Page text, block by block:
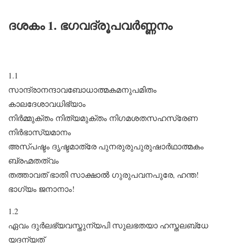
ദശകം 1. ഭഗവദ്‌രൂപവർണ്ണനം
1.1
സാന്ദ്രാനന്ദാവബോധാത്മകമനുപമിതം
കാലദേശാവധിഭ്യാം
നിർമ്മുക്തം നിത്യമുക്തം നിഗമശതസഹസ്രേണ
നിർഭാസ്യമാനം
അസ്പഷ്ടം ദൃഷ്ടമാത്രേ പുനരുരുപുരുഷാർഥാത്മകം
ബ്രഹ്മതത്വം
തത്താവത് ഭാതി സാക്ഷാൽ ഗുരുപവനപുരേ, ഹന്ത!
ഭാഗ്യം ജനാനാം!
1.2
ഏവം ദുർലഭ്യവസ്തുന്യപി സുലഭതയാ ഹസ്തലബ്‌ധേ
യദന്യത്